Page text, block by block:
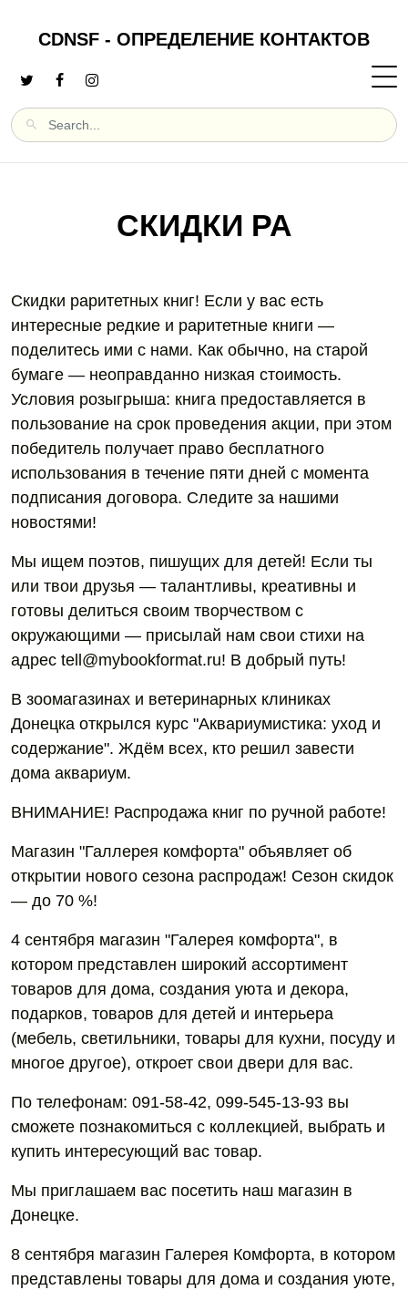
CDNSF - ОПРЕДЕЛЕНИЕ КОНТАКТОВ
СКИДКИ РА
Скидки раритетных книг! Если у вас есть
интересные редкие и раритетные книги —
поделитесь ими с нами. Как обычно, на старой
бумаге — неоправданно низкая стоимость.
Условия розыгрыша: книга предоставляется в
пользование на срок проведения акции, при этом
победитель получает право бесплатного
использования в течение пяти дней с момента
подписания договора. Следите за нашими
новостями!
Мы ищем поэтов, пишущих для детей! Если ты
или твои друзья — талантливы, креативны и
готовы делиться своим творчеством с
окружающими — присылай нам свои стихи на
адрес tell@mybookformat.ru! В добрый путь!
В зоомагазинах и ветеринарных клиниках
Донецка открылся курс "Аквариумистика: уход и
содержание". Ждём всех, кто решил завести
дома аквариум.
ВНИМАНИЕ! Распродажа книг по ручной работе!
Магазин "Галлерея комфорта" объявляет об
открытии нового сезона распродаж! Сезон скидок
— до 70 %!
4 сентября магазин "Галерея комфорта", в
котором представлен широкий ассортимент
товаров для дома, создания уюта и декора,
подарков, товаров для детей и интерьера
(мебель, светильники, товары для кухни, посуду и
многое другое), откроет свои двери для вас.
По телефонам: 091-58-42, 099-545-13-93 вы
сможете познакомиться с коллекцией, выбрать и
купить интересующий вас товар.
Мы приглашаем вас посетить наш магазин в
Донецке.
8 сентября магазин Галерея Комфорта, в котором
представлены товары для дома и создания уюте,